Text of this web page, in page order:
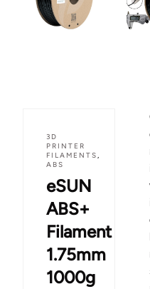
3D
PRINTER
FILAMENTS,
ABS
eSUN
ABS+
Filament
1.75mm
1000g